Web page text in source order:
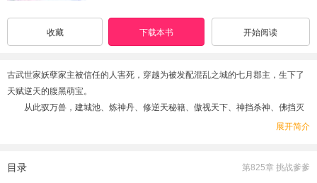
收藏 下载本书 开始阅读
古武世家妖孽家主被信任的人害死，穿越为被发配混乱之城的七月郡主，生下了
天赋逆天的腹黑萌宝。
从此驭万兽，建城池、炼神丹、修逆天秘籍、傲视天下、神挡杀神、佛挡灭
凤尊大人抱住想溜走的孩子他亲娘道：“爹爹明白，必须努力让小曦多个妹
展开简介
目录 第825章 挑战爹爹